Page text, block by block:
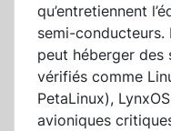
qu’entretiennent
semi-conducteurs.
peut héberger des
vérifiés comme
PetaLinux),
avioniques